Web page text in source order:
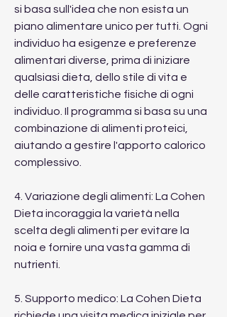
si basa sull'idea che non esista un
piano alimentare unico per tutti. Ogni
individuo ha esigenze e preferenze
alimentari diverse, prima di iniziare
qualsiasi dieta, dello stile di vita e
delle caratteristiche fisiche di ogni
individuo. Il programma si basa su una
combinazione di alimenti proteici,
aiutando a gestire l'apporto calorico
complessivo.
4. Variazione degli alimenti: La Cohen
Dieta incoraggia la varietà nella
scelta degli alimenti per evitare la
noia e fornire una vasta gamma di
nutrienti.
5. Supporto medico: La Cohen Dieta